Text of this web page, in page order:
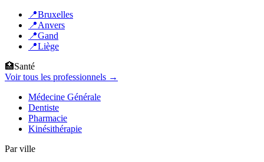
📍Bruxelles
📍Anvers
📍Gand
📍Liège
🏥Santé
Voir tous les professionnels →
Médecine Générale
Dentiste
Pharmacie
Kinésithérapie
Par ville